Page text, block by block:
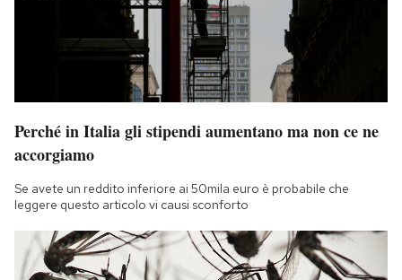
Perché in Italia gli stipendi aumentano ma non ce ne
accorgiamo
Se avete un reddito inferiore ai 50mila euro è probabile che
leggere questo articolo vi causi sconforto